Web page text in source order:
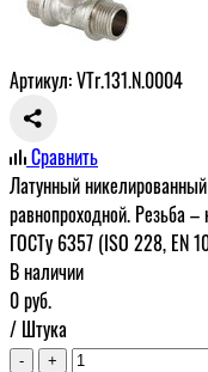
Артикул: VTr.131.N.0004
Сравнить
Латунный
равнопроходной. Резьба
ГОСТу 6357 (ISO 228, EN
В наличии
0руб.
/ Штука
- +